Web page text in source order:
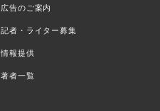
広告のご案内
記者・ライター募集
情報提供
著者一覧